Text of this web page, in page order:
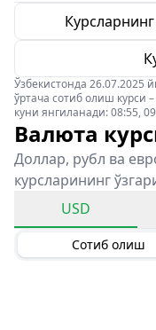
Ўзбекистонда 26.07.2025
ўртача сотиб олиш курси
куни янгиланади: 08:55,
Валюта
Доллар, рубл ва
курсларининг
USD
Сотиб олиш